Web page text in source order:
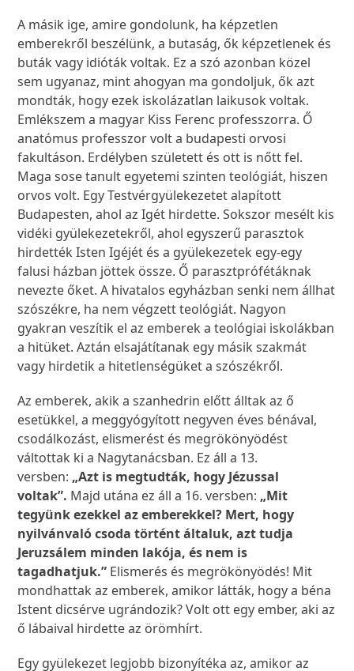
A másik ige, amire gondolunk, ha képzetlen
emberekről beszélünk, a butaság, ők képzetlenek és
buták vagy idióták voltak. Ez a szó azonban közel
sem ugyanaz, mint ahogyan ma gondoljuk, ők azt
mondták, hogy ezek iskolázatlan laikusok voltak.
Emlékszem a magyar Kiss Ferenc professzorra. Ő
anatómus professzor volt a budapesti orvosi
fakultáson. Erdélyben született és ott is nőtt fel.
Maga sose tanult egyetemi szinten teológiát, hiszen
orvos volt. Egy Testvérgyülekezetet alapított
Budapesten, ahol az Igét hirdette. Sokszor mesélt kis
vidéki gyülekezetekről, ahol egyszerű parasztok
hirdették Isten Igéjét és a gyülekezetek egy-egy
falusi házban jöttek össze. Ő parasztprófétáknak
nevezte őket. A hivatalos egyházban senki nem állhat
szószékre, ha nem végzett teológiát. Nagyon
gyakran veszítik el az emberek a teológiai iskolákban
a hitüket. Aztán elsajátítanak egy másik szakmát
vagy hirdetik a hitetlenségüket a szószékről.
Az emberek, akik a szanhedrin előtt álltak az ő
esetükkel, a meggyógyított negyven éves bénával,
csodálkozást, elismerést és megrökönyödést
váltottak ki a Nagytanácsban. Ez áll a 13.
versben: „Azt is megtudták, hogy Jézussal
voltak”. Majd utána ez áll a 16. versben: „Mit
tegyünk ezekkel az emberekkel? Mert, hogy
nyilvánvaló csoda történt általuk, azt tudja
Jeruzsálem minden lakója, és nem is
tagadhatjuk.” Elismerés és megrökönyödés! Mit
mondhattak az emberek, amikor látták, hogy a béna
Istent dicsérve ugrándozik? Volt ott egy ember, aki az
ő lábaival hirdette az örömhírt.
Egy gyülekezet legjobb bizonyítéka az, amikor az